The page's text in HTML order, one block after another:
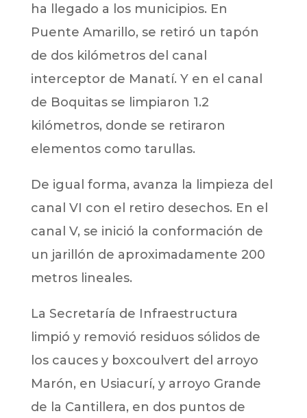
ha llegado a los municipios. En
Puente Amarillo, se retiró un tapón
de dos kilómetros del canal
interceptor de Manatí. Y en el canal
de Boquitas se limpiaron 1.2
kilómetros, donde se retiraron
elementos como tarullas.
De igual forma, avanza la limpieza del
canal VI con el retiro desechos. En el
canal V, se inició la conformación de
un jarillón de aproximadamente 200
metros lineales.
La Secretaría de Infraestructura
limpió y removió residuos sólidos de
los cauces y boxcoulvert del arroyo
Marón, en Usiacurí, y arroyo Grande
de la Cantillera, en dos puntos de